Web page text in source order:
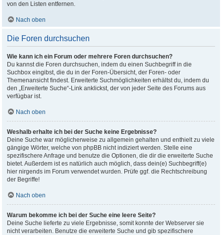
von den Listen entfernen.
Nach oben
Die Foren durchsuchen
Wie kann ich ein Forum oder mehrere Foren durchsuchen?
Du kannst die Foren durchsuchen, indem du einen Suchbegriff in die
Suchbox eingibst, die du in der Foren-Übersicht, der Foren- oder
Themenansicht findest. Erweiterte Suchmöglichkeiten erhältst du, indem du
den „Erweiterte Suche“-Link anklickst, der von jeder Seite des Forums aus
verfügbar ist.
Nach oben
Weshalb erhalte ich bei der Suche keine Ergebnisse?
Deine Suche war möglicherweise zu allgemein gehalten und enthielt zu viele
gängige Wörter, welche von phpBB nicht indiziert werden. Stelle eine
spezifischere Anfrage und benutze die Optionen, die dir die erweiterte Suche
bietet. Außerdem ist es natürlich auch möglich, dass dein(e) Suchbegriff(e)
hier nirgends im Forum verwendet wurden. Prüfe ggf. die Rechtschreibung
der Begriffe!
Nach oben
Warum bekomme ich bei der Suche eine leere Seite?
Deine Suche lieferte zu viele Ergebnisse, somit konnte der Webserver sie
nicht verarbeiten. Benutze die erweiterte Suche und gib spezifischere